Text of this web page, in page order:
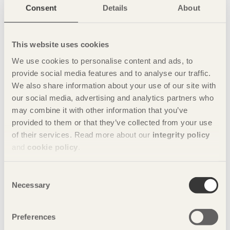
Consent Details About
This website uses cookies
We use cookies to personalise content and ads, to
provide social media features and to analyse our traffic.
We also share information about your use of our site with
our social media, advertising and analytics partners who
may combine it with other information that you’ve
provided to them or that they’ve collected from your use
of their services. Read more about our integrity policy
and cookie policy
Selection
Necessary
Preferences
30 september 2018
Vi har alltid ett val!
4 juni 2018
Hållbart byggande nu!
Vi bygger en ny industri
28 november 2017
Globala effekter skapas lokalt
25 september 2017
31 maj 2017
9 mars 2017